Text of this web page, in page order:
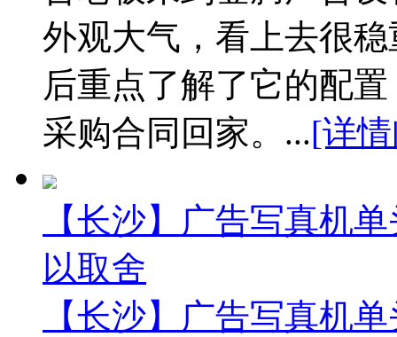
外观大气，看上去很
后重点了解了它的配
采购合同回家。...[详
【长沙】广告写真机
以取舍
【长沙】广告写真机